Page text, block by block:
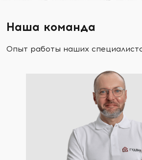
Наша команда
Опыт работы наших